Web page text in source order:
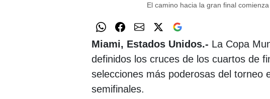
El camino hacia la gran final
Miami, Estados Unidos.- La Copa
definidos los cruces de los cuartos de
selecciones más poderosas del torneo
semifinales.